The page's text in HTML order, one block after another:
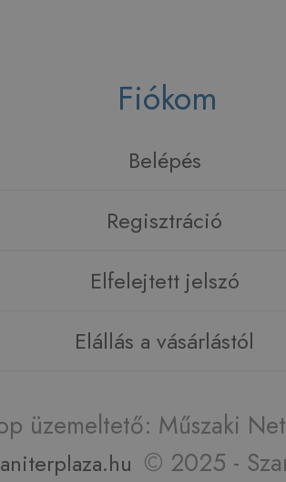
Fiókom
Belépés
Regisztráció
Elfelejtett jelszó
Elállás a vásárlástól
üzemeltető: Műszaki
© 2025 -